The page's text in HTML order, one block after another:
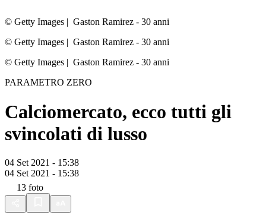
© Getty Images | Gaston Ramirez - 30 anni
© Getty Images | Gaston Ramirez - 30 anni
© Getty Images | Gaston Ramirez - 30 anni
PARAMETRO ZERO
Calciomercato, ecco tutti gli
svincolati di lusso
04 Set 2021 - 15:38
04 Set 2021 - 15:38
13 foto